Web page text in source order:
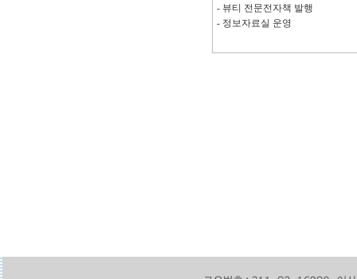
- 뷰티 전문전자책 발행
- 정보자료실 운영